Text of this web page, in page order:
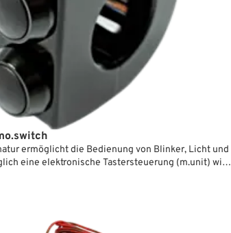
ermöglicht die Bedienung von Blinker, Licht und
eine elektronische Tastersteuerung (m.unit) wird
Schalter funktionieren. Die kompakte Bauweise
von mehreren Tasterarmaturen. Die Taster